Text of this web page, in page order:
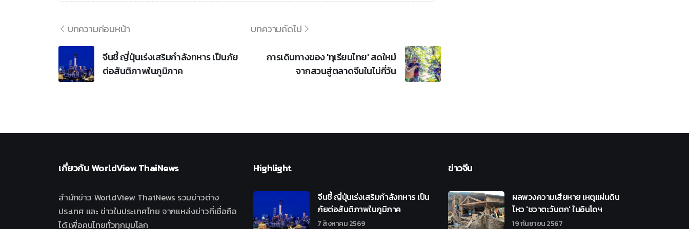
บทความก่อนหน้า
จีนชี้ ญี่ปุ่นเร่งเสริมกำลังทหาร เป็นภัย
ต่อสันติภาพในภูมิภาค
บทความถัดไป
การเดินทางของ 'ทุเรียนไทย' สดใหม่
จากสวนสู่ตลาดจีนในไม่กี่วัน
เกี่ยวกับWorldView ThaiNews
สำนักข่าว WorldView ThaiNews รวมข่าวต่าง
ประเทศ และ ข่าวในประเทศไทย จากแหล่งข่าวที่เชื่อถือ
ได้ เพื่อคนไทยทั่วทุกมุมโลก
Highlight
จีนชี้ ญี่ปุ่นเร่งเสริมกำลังทหาร เป็น
ภัยต่อสันติภาพในภูมิภาค
7 สิงหาคม 2569
ข่าวจีน
ผลพวงความเสียหาย เหตุแผ่นดิน
ไหว 'ชวาตะวันตก' ในอินโดฯ
19 กันยายน 2567